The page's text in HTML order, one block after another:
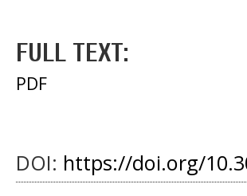
FULL TEXT:
PDF
DOI: https://doi.org/